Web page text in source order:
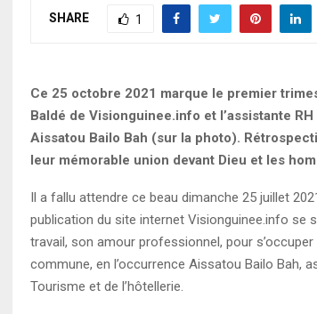
SHARE 1
Ce 25 octobre 2021 marque le premier
Baldé de Visionguinee.info et l’assistante
Aissatou Bailo Bah (sur la photo).
leur mémorable union devant Dieu et les
Il a fallu attendre ce beau dimanche 25 juillet
publication du site internet Visionguinee.info se
travail, son amour professionnel, pour
commune, en l’occurrence Aissatou Bailo Bah,
Tourisme et de l’hôtellerie.